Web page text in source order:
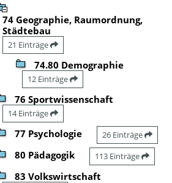
74 Geographie, Raumordnung,
Städtebau
21 Einträge
74.80 Demographie
12 Einträge
76 Sportwissenschaft
14 Einträge
77 Psychologie 26 Einträge
80 Pädagogik 113 Einträge
83 Volkswirtschaft